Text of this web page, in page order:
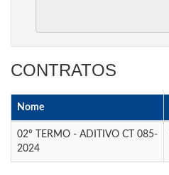
CONTRATOS
Nome
02º TERMO - ADITIVO CT 085-
2024